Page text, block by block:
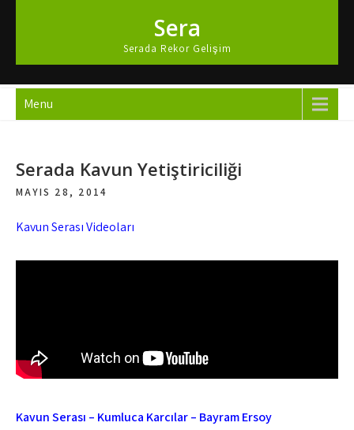
Sera
Serada Rekor Gelişim
Menu
Serada Kavun Yetiştiriciliği
MAYIS 28, 2014
Kavun Serası Videoları
Kavun Serası – Kumluca Karcılar – Bayram Ersoy